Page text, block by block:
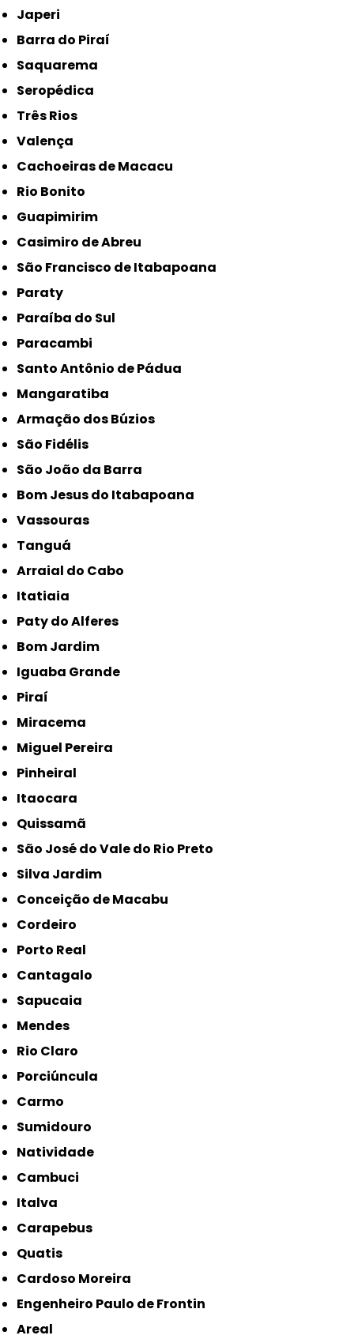
Japeri
Barra do Piraí
Saquarema
Seropédica
Três Rios
Valença
Cachoeiras de Macacu
Rio Bonito
Guapimirim
Casimiro de Abreu
São Francisco de Itabapoana
Paraty
Paraíba do Sul
Paracambi
Santo Antônio de Pádua
Mangaratiba
Armação dos Búzios
São Fidélis
São João da Barra
Bom Jesus do Itabapoana
Vassouras
Tanguá
Arraial do Cabo
Itatiaia
Paty do Alferes
Bom Jardim
Iguaba Grande
Piraí
Miracema
Miguel Pereira
Pinheiral
Itaocara
Quissamã
São José do Vale do Rio Preto
Silva Jardim
Conceição de Macabu
Cordeiro
Porto Real
Cantagalo
Sapucaia
Mendes
Rio Claro
Porciúncula
Carmo
Sumidouro
Natividade
Cambuci
Italva
Carapebus
Quatis
Cardoso Moreira
Engenheiro Paulo de Frontin
Areal